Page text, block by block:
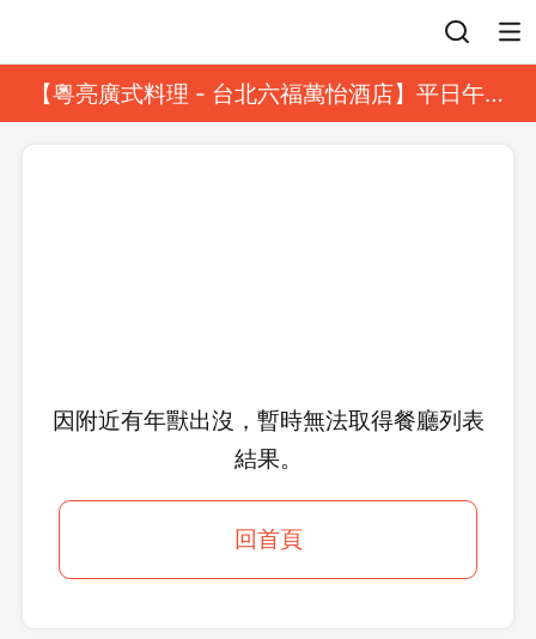
【粵亮廣式料理 - 台北六福萬怡酒店】平日午餐
8 折起｜靓港點套餐
因附近有年獸出沒，暫時無法取得餐廳列表
結果。
回首頁
登出